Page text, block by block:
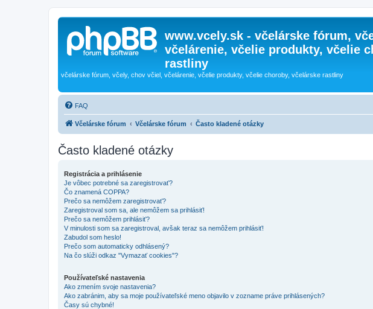
www.vcely.sk - včelárske fórum,
včelárenie, včelie produkty, včelie
rastliny
včelárske fórum, včely, chov včiel, včelárenie, včelie produkty, včelie choroby, včelárske rastliny
FAQ
Včelárske fórum Včelárske fórum Často kladené otázky
Často kladené otázky
Registrácia a prihlásenie
Je vôbec potrebné sa zaregistrovať?
Čo znamená COPPA?
Prečo sa nemôžem zaregistrovať?
Zaregistroval som sa, ale nemôžem sa prihlásiť!
Prečo sa nemôžem prihlásiť?
V minulosti som sa zaregistroval, avšak teraz sa nemôžem prihlásiť!
Zabudol som heslo!
Prečo som automaticky odhlásený?
Na čo slúži odkaz "Vymazať cookies"?
Používateľské nastavenia
Ako zmením svoje nastavenia?
Ako zabránim, aby sa moje používateľské meno objavilo v zozname práve prihlásených?
Časy sú chybné!